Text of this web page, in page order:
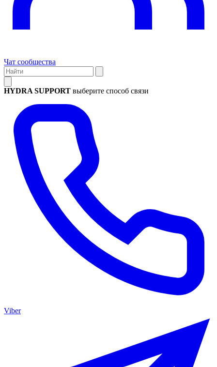
Чат сообщества
HYDRA SUPPORT выберите способ связи
Viber